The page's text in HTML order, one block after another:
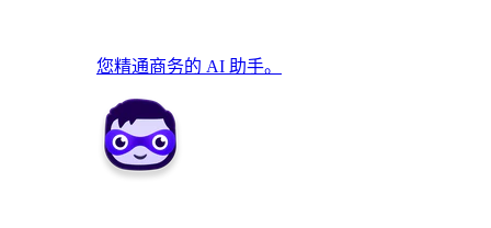
您精通商务的 AI 助手。